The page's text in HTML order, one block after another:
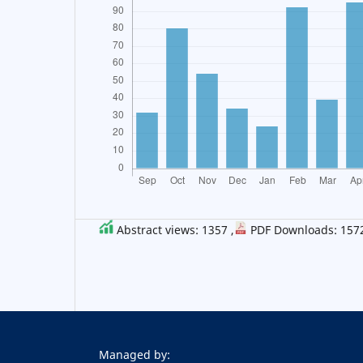
Abstract views: 1357 , PDF Downloads:
Managed by: